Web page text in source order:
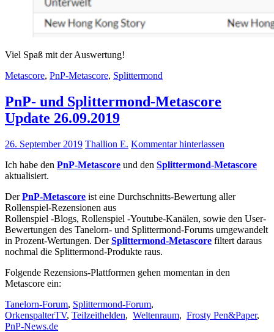
Viel Spaß mit der Auswertung!
Metascore, PnP-Metascore, Splittermond
PnP- und Splittermond-Metascore
Update 26.09.2019
26. September 2019 Thallion E. Kommentar hinterlassen
Ich habe den PnP-Metascore und den Splittermond-Metascore
aktualisiert.
DerPnP-Metascore ist eine Durchschnitts-Bewertung aller
Rollenspiel-Rezensionen aus
Rollenspiel -Blogs, Rollenspiel -Youtube-Kanälen, sowie den User-
Bewertungen des Tanelorn- und Splittermond-Forums umgewandelt
in Prozent-Wertungen. DerSplittermond-Metascore filtert daraus
nochmal die Splittermond-Produkte raus.
Folgende Rezensions-Plattformen gehen momentan in den
Metascore ein:
Tanelorn-Forum, Splittermond-Forum,
OrkenspalterTV, Teilzeithelden, Weltenraum, Frosty Pen&Paper,
PnP-News.de